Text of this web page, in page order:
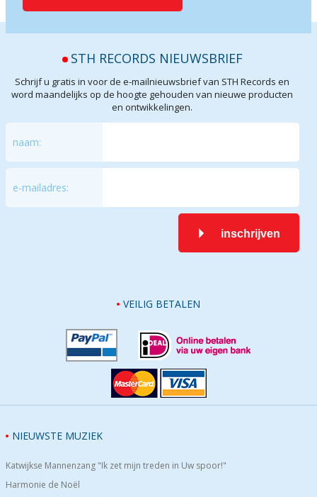
STH RECORDS NIEUWSBRIEF
Schrijf u gratis in voor de e-mailnieuwsbrief van STH Records en
word maandelijks op de hoogte gehouden van nieuwe producten
en ontwikkelingen.
naam:
e-mailadres:
inschrijven
VEILIG BETALEN
NIEUWSTE MUZIEK
Katwijkse Mannenzang "Ik zet mijn treden in Uw spoor!"
Harmonie de Noël